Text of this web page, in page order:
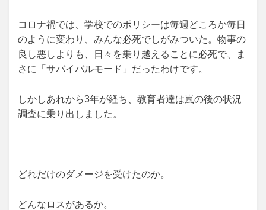
コロナ禍では、学校でのポリシーは毎週どころか毎日
のように変わり、みんな必死でしがみついた。物事の
良し悪しよりも、日々を乗り越えることに必死で、ま
さに「サバイバルモード」だったわけです。
しかしあれから3年が経ち、教育者達は嵐の後の状況
調査に乗り出しました。
どれだけのダメージを受けたのか。
どんなロスがあるか。